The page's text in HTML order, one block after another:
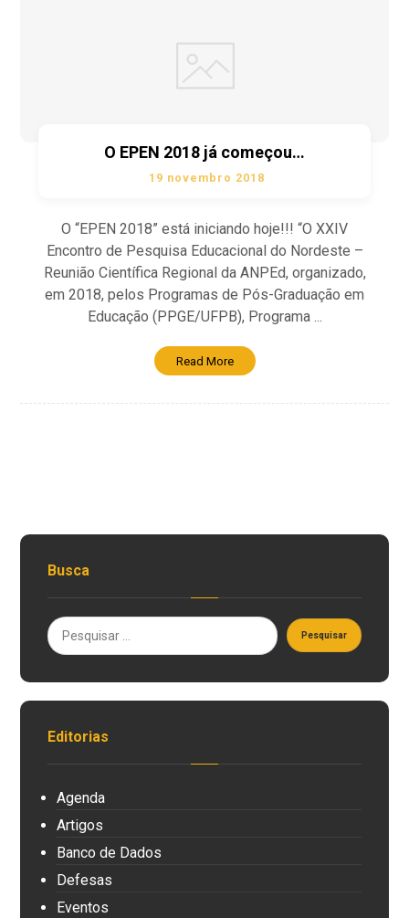
O EPEN 2018 já começou…
19 novembro 2018
O “EPEN 2018” está iniciando hoje!!! “O XXIV
Encontro de Pesquisa Educacional do Nordeste –
Reunião Científica Regional da ANPEd, organizado,
em 2018, pelos Programas de Pós-Graduação em
Educação (PPGE/UFPB), Programa ...
Read More
Busca
Editorias
Agenda
Artigos
Banco de Dados
Defesas
Eventos